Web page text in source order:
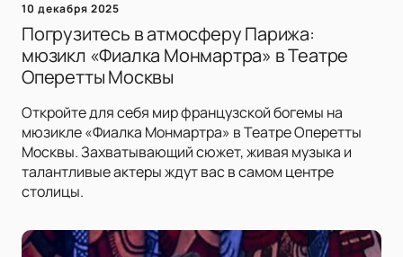
10 декабря 2025
Погрузитесь в атмосферу Парижа:
мюзикл «Фиалка Монмартра» в Театре
Оперетты Москвы
Откройте для себя мир французской богемы на
мюзикле «Фиалка Монмартра» в Театре Оперетты
Москвы. Захватывающий сюжет, живая музыка и
талантливые актеры ждут вас в самом центре
столицы.